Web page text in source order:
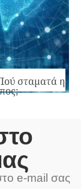
σταματά η
e-mail σας